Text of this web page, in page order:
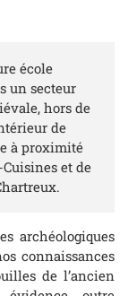
école
un secteur
hors de
de
à proximité
et de
archéologiques
connaissances
de l’ancien